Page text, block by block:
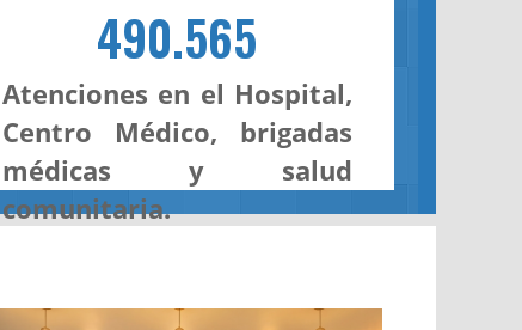
490.565
Atenciones en el Hospital,
Centro Médico, brigadas
médicas y salud
comunitaria.